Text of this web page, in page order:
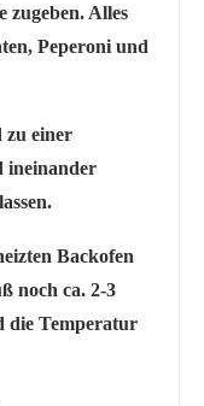
zugeben. Alles
Peperoni und
zu einer
ineinander
Backofen
noch ca. 2-3
die Temperatur